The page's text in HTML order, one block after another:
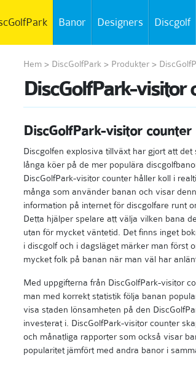
Banor Designers Discgolf
Hem > DiscGolfPark> Produkter>
DiscGolfPark-visitor
DiscGolfPark-visitor counter
Discgolfen explosiva tillväxt har gjort att det
långa köer på de mer populära
DiscGolfPark-visitor counter håller koll i
många som använder banan och visar
information på internet för discgolfare runt
Detta hjälper spelare att välja vilken bana
utan för mycket väntetid. Det finns inget
i discgolf och i dagsläget märker man först
mycket folk på banan när man väl har
Med uppgifterna från DiscGolfPark-visitor
man med korrekt statistik följa banan
visa staden lönsamheten på den
investerat i. DiscGolfPark-visitor counter
och månatliga rapporter som också visar
popularitet jämfört med andra banor i